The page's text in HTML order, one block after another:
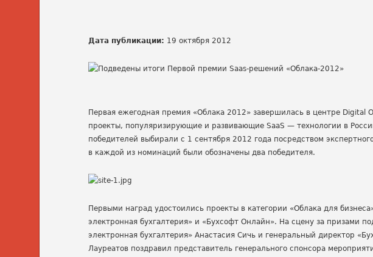
Дата публикации: 19 октября 2012
Первая ежегодная премия «Облака 2012» завершилась в центре Digital
проекты, популяризирующие и развивающие SaaS — технологии в
победителей выбирали с 1 сентября 2012 года посредством
в каждой из номинаций были обозначены два победителя.
Первыми наград удостоились проекты в категории «Облака для
электронная бухгалтерия» и «Бухсофт Онлайн». На сцену за призами
электронная бухгалтерия» Анастасия Сичь и генеральный директор
Лауреатов поздравил представитель генерального спонсора